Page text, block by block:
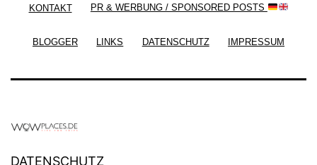
KONTAKT PR & WERBUNG / SPONSORED POSTS
BLOGGER LINKS DATENSCHUTZ IMPRESSUM
DATENSCHUTZ